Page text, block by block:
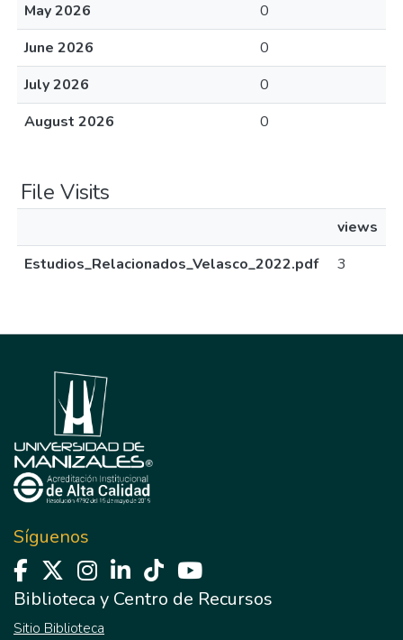
May 2026
0
June 2026
0
July 2026
0
August 2026
0
File Visits
views
Estudios_Relacionados_Velasco_2022.pdf
3
Síguenos
Biblioteca y Centro de Recursos
Sitio Biblioteca